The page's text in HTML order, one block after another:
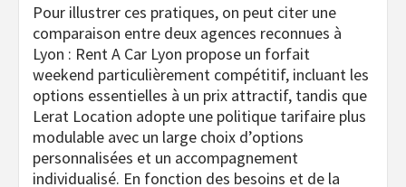
Pour illustrer ces pratiques, on peut citer une
comparaison entre deux agences reconnues à
Lyon : Rent A Car Lyon propose un forfait
weekend particulièrement compétitif, incluant les
options essentielles à un prix attractif, tandis que
Lerat Location adopte une politique tarifaire plus
modulable avec un large choix d’options
personnalisées et un accompagnement
individualisé. En fonction des besoins et de la